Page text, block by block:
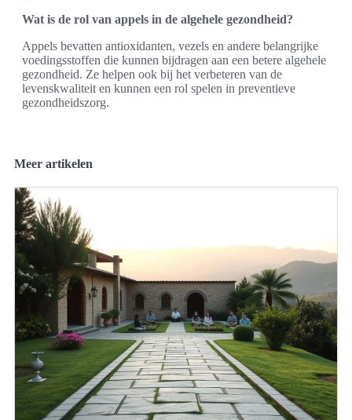
Wat is de rol van appels in de algehele gezondheid?
Appels bevatten antioxidanten, vezels en andere belangrijke
voedingsstoffen die kunnen bijdragen aan een betere algehele
gezondheid. Ze helpen ook bij het verbeteren van de
levenskwaliteit en kunnen een rol spelen in preventieve
gezondheidszorg.
Meer artikelen